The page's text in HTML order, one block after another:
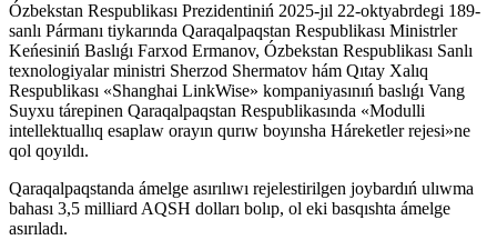
Ózbekstan Respublikası Prezidentiniń 2025-jıl 22-oktyabrdegi 189-
sanlı Pármanı tiykarında Qaraqalpaqstan Respublikası Ministrler
Keńesiniń Baslıǵı Farxod Ermanov, Ózbekstan Respublikası Sanlı
texnologiyalar ministri Sherzod Shermatov hám Qıtay Xalıq
Respublikası «Shanghai LinkWise» kompaniyasınıń baslıǵı Vang
Suyxu tárepinen Qaraqalpaqstan Respublikasında «Modulli
intellektuallıq esaplaw orayın qurıw boyınsha Háreketler rejesi»ne
qol qoyıldı.
Qaraqalpaqstanda ámelge asırılıwı rejelestirilgen joybardıń ulıwma
bahası 3,5 milliard AQSH dolları bolıp, ol eki basqıshta ámelge
asırıladı.